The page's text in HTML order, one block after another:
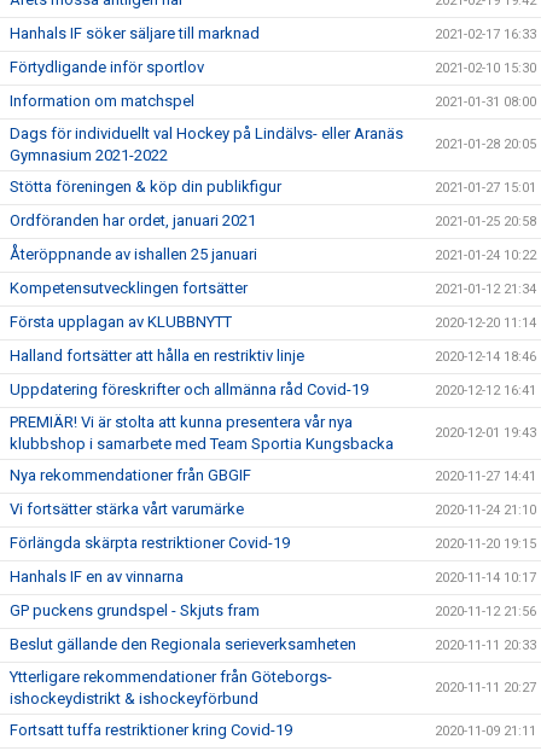
Hanhals IF söker säljare till marknad 2021-02-17 16:33
Förtydligande inför sportlov 2021-02-10 15:30
Information om matchspel 2021-01-31 08:00
Dags för individuellt val Hockey på Lindälvs- eller Aranäs
Gymnasium 2021-2022
2021-01-28 20:05
Stötta föreningen & köp din publikfigur 2021-01-27 15:01
Ordföranden har ordet, januari 2021 2021-01-25 20:58
Återöppnande av ishallen 25 januari 2021-01-24 10:22
Kompetensutvecklingen fortsätter 2021-01-12 21:34
Första upplagan av KLUBBNYTT 2020-12-20 11:14
Halland fortsätter att hålla en restriktiv linje 2020-12-14 18:46
Uppdatering föreskrifter och allmänna råd Covid-19 2020-12-12 16:41
PREMIÄR! Vi är stolta att kunna presentera vår nya
klubbshop i samarbete med Team Sportia Kungsbacka
2020-12-01 19:43
Nya rekommendationer från GBGIF 2020-11-27 14:41
Vi fortsätter stärka vårt varumärke 2020-11-24 21:10
Förlängda skärpta restriktioner Covid-19 2020-11-20 19:15
Hanhals IF en av vinnarna 2020-11-14 10:17
GP puckens grundspel - Skjuts fram 2020-11-12 21:56
Beslut gällande den Regionala serieverksamheten 2020-11-11 20:33
Ytterligare rekommendationer från Göteborgs-
ishockeydistrikt & ishockeyförbund
2020-11-11 20:27
Fortsatt tuffa restriktioner kring Covid-19 2020-11-09 21:11